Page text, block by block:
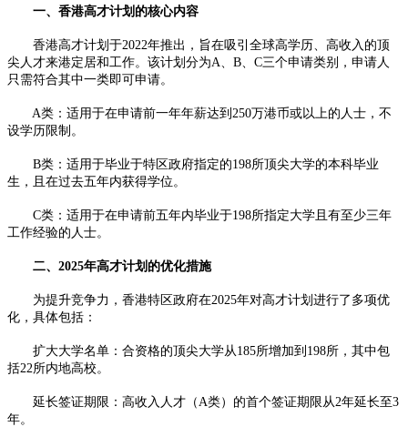
一、香港高才计划的核心内容
香港高才计划于2022年推出，旨在吸引全球高学历、高收入的顶
尖人才来港定居和工作。该计划分为A、B、C三个申请类别，申请人
只需符合其中一类即可申请。
A类：适用于在申请前一年年薪达到250万港币或以上的人士，不
设学历限制。
B类：适用于毕业于特区政府指定的198所顶尖大学的本科毕业
生，且在过去五年内获得学位。
C类：适用于在申请前五年内毕业于198所指定大学且有至少三年
工作经验的人士。
二、2025年高才计划的优化措施
为提升竞争力，香港特区政府在2025年对高才计划进行了多项优
化，具体包括：
扩大大学名单：合资格的顶尖大学从185所增加到198所，其中包
括22所内地高校。
延长签证期限：高收入人才（A类）的首个签证期限从2年延长至3
年。